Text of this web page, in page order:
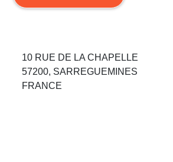
Avis Escales
Blog
10 RUE DE LA CHAPELLE
57200, SARREGUEMINES
FRANCE